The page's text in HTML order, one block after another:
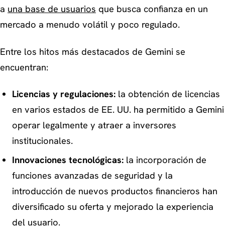
a una base de usuarios que busca confianza en un
mercado a menudo volátil y poco regulado.
Entre los hitos más destacados de Gemini se
encuentran:
Licencias y regulaciones:la obtención de licencias
en varios estados de EE. UU. ha permitido a Gemini
operar legalmente y atraer a inversores
institucionales.
Innovaciones tecnológicas:la incorporación de
funciones avanzadas de seguridad y la
introducción de nuevos productos financieros han
diversificado su oferta y mejorado la experiencia
del usuario.